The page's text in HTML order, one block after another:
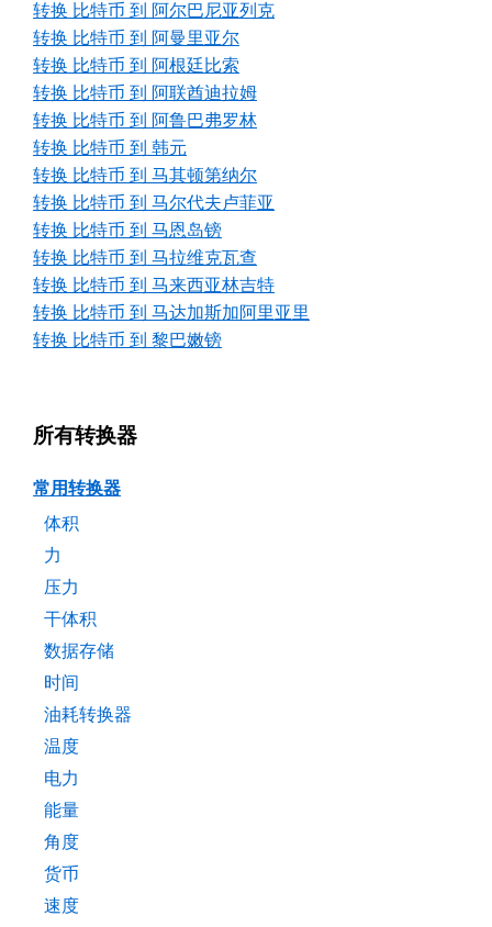
转换 比特币 到 阿尔巴尼亚列克
转换 比特币 到 阿曼里亚尔
转换 比特币 到 阿根廷比索
转换 比特币 到 阿联酋迪拉姆
转换 比特币 到 阿鲁巴弗罗林
转换 比特币 到 韩元
转换 比特币 到 马其顿第纳尔
转换 比特币 到 马尔代夫卢菲亚
转换 比特币 到 马恩岛镑
转换 比特币 到 马拉维克瓦查
转换 比特币 到 马来西亚林吉特
转换 比特币 到 马达加斯加阿里亚里
转换 比特币 到 黎巴嫩镑
所有转换器
常用转换器
体积
力
压力
干体积
数据存储
时间
油耗转换器
温度
电力
能量
角度
货币
速度